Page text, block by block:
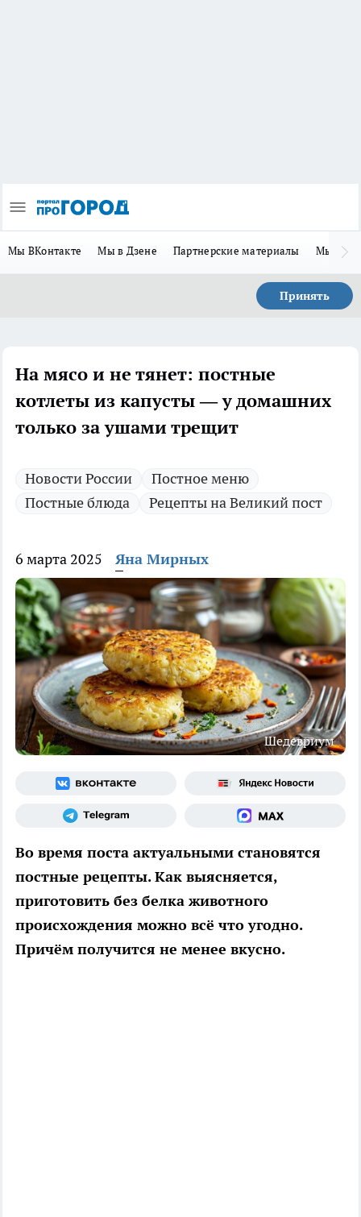
Мы ВКонтакте Мы в Дзене Партнерские материалы Мы в
Принять
На мясо и не тянет: постные
котлеты из капусты — у домашних
только за ушами трещит
Новости России
Постное меню
Постные блюда
Рецепты на Великий пост
6 марта 2025 Яна Мирных
Шедевриум
Во время поста актуальными становятся
постные рецепты. Как выясняется,
приготовить без белка животного
происхождения можно всё что угодно.
Причём получится не менее вкусно.